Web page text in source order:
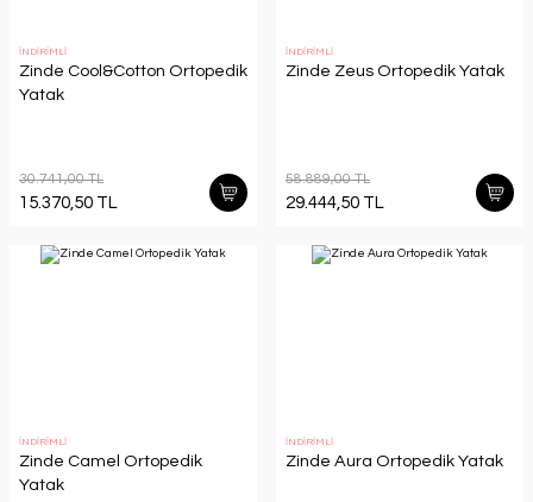
İNDİRİMLİ
Zinde Cool&Cotton Ortopedik
Yatak
30.741,00 TL
15.370,50 TL
İNDİRİMLİ
Zinde Zeus Ortopedik Yatak
58.889,00 TL
29.444,50 TL
İNDİRİMLİ
Zinde Camel Ortopedik
Yatak
İNDİRİMLİ
Zinde Aura Ortopedik Yatak